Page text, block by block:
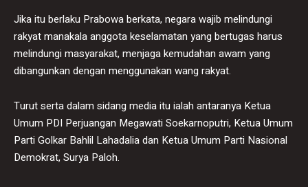
Jika itu berlaku Prabowa berkata, negara wajib melindungi
rakyat manakala anggota keselamatan yang bertugas harus
melindungi masyarakat, menjaga kemudahan awam yang
dibangunkan dengan menggunakan wang rakyat.
Turut serta dalam sidang media itu ialah antaranya Ketua
Umum PDI Perjuangan Megawati Soekarnoputri, Ketua Umum
Parti Golkar Bahlil Lahadalia dan Ketua Umum Parti Nasional
Demokrat, Surya Paloh.